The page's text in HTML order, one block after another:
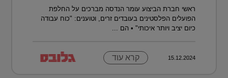
ראשי חברת הביצוע עומר הנדסה מברכים על החלפת
הפועלים הפלסטינים בעובדים זרים, וטוענים: "כוח עבודה
כיום יציב ויותר איכותי" • הם ...
15.12.2024 קרא עוד